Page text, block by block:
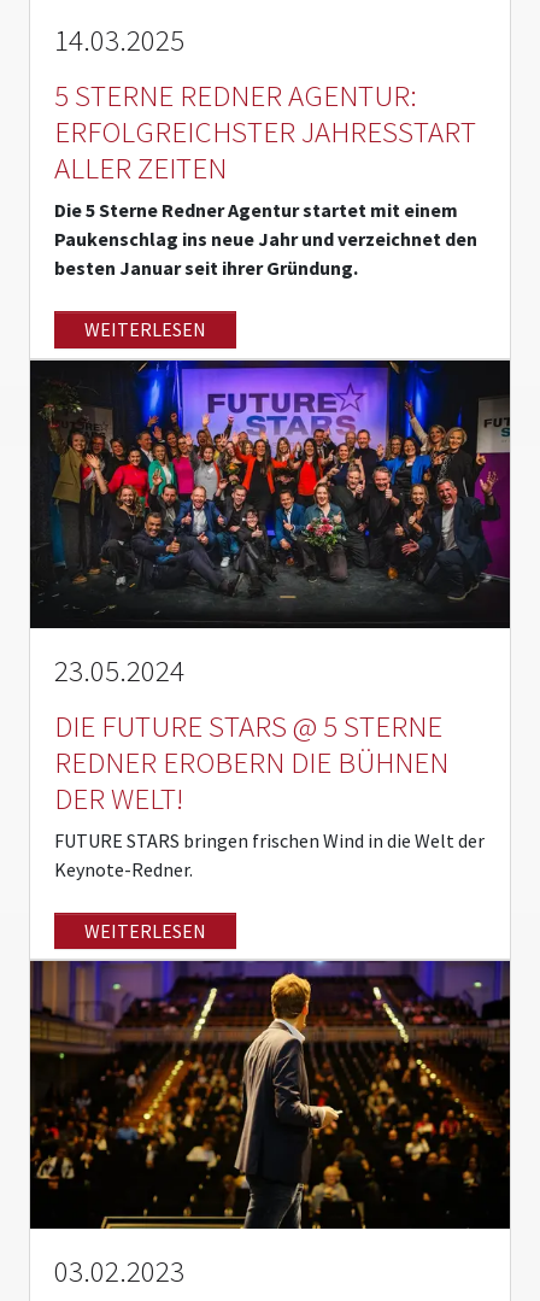
14.03.2025
5 STERNE REDNER AGENTUR:
ERFOLGREICHSTER JAHRESSTART
ALLER ZEITEN
Die 5 Sterne Redner Agentur startet mit einem
Paukenschlag ins neue Jahr und verzeichnet den
besten Januar seit ihrer Gründung.
WEITERLESEN
23.05.2024
DIE FUTURE STARS @ 5 STERNE
REDNER EROBERN DIE BÜHNEN
DER WELT!
FUTURE STARS bringen frischen Wind in die Welt der
Keynote-Redner.
WEITERLESEN
03.02.2023